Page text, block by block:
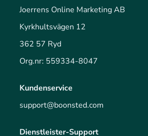
Joerrens Online Marketing AB
Kyrkhultsvägen 12
362 57 Ryd
Org.nr: 559334-8047
Kundenservice
support@boonsted.com
Dienstleister-Support